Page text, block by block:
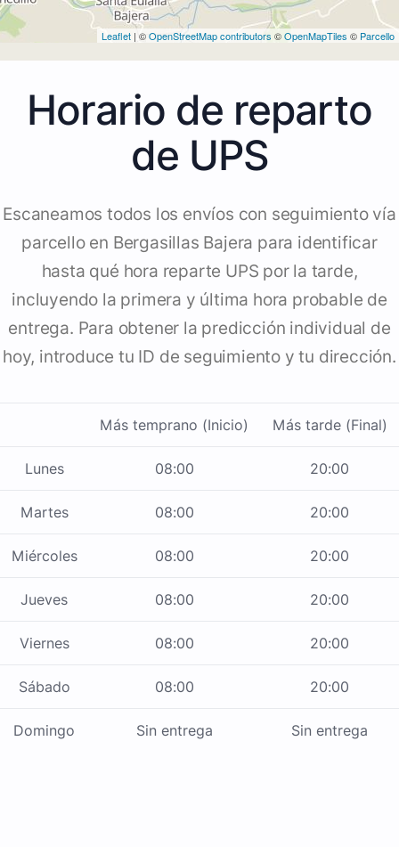
Leaflet | ©OpenStreetMap contributors ©OpenMapTiles © Parcello
Horario de reparto
de UPS
Escaneamos todos los envíos con seguimiento vía
parcello en Bergasillas Bajera para identificar
hasta qué hora reparte UPS por la tarde,
incluyendo la primera y última hora probable de
entrega. Para obtener la predicción individual de
hoy, introduce tu ID de seguimiento y tu dirección.
Más temprano (Inicio) Más tarde (Final)
Lunes 08:00 20:00
Martes 08:00 20:00
Miércoles 08:00 20:00
Jueves 08:00 20:00
Viernes 08:00 20:00
Sábado 08:00 20:00
Domingo Sin entrega Sin entrega